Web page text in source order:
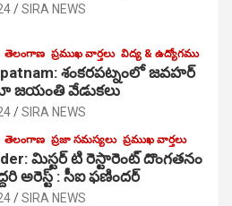
SIRA NEWS
తెలంగాణ ప్రముఖ వార్తలు విద్య & ఉద్యోగము
శంకరపట్నంలో జవహర్
జయంతి వేడుకలు
SIRA NEWS
తెలంగాణ ప్రజా సమస్యలు ప్రముఖ వార్తలు
మిస్టర్ టి రెస్టారెంట్ దొంగతనం
అరెస్ట్ : సీఐ ఫణిందర్
SIRA NEWS